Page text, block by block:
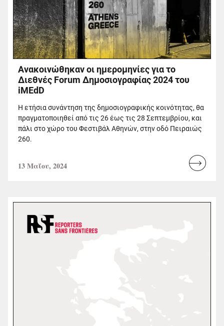
Ανακοινώθηκαν οι ημερομηνίες για το
Διεθνές Forum Δημοσιογραφίας 2024 του
iMEdD
Η ετήσια συνάντηση της δημοσιογραφικής κοινότητας, θα
πραγματοποιηθεί από τις 26 έως τις 28 Σεπτεμβρίου, και
πάλι στο χώρο του Φεστιβάλ Αθηνών, στην οδό Πειραιώς
260.
13 Μαΐου, 2024
Read